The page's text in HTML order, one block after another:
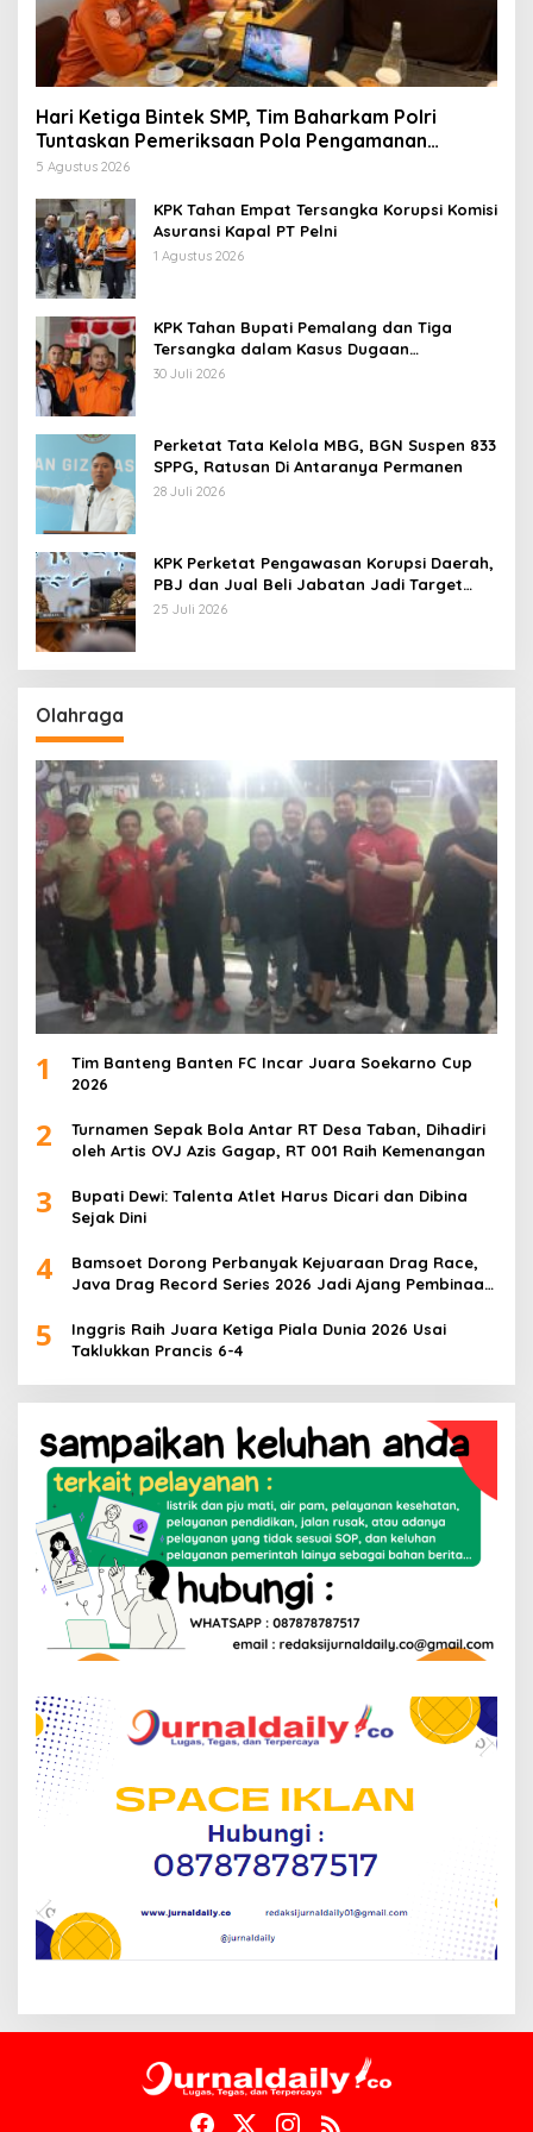
Hari Ketiga Bintek SMP, Tim Baharkam Polri
Tuntaskan Pemeriksaan Pola Pengamanan
Pertamina Patra Niaga Jabar
5 Agustus 2026
KPK Tahan Empat Tersangka Korupsi Komisi
Asuransi Kapal PT Pelni
1 Agustus 2026
KPK Tahan Bupati Pemalang dan Tiga
Tersangka dalam Kasus Dugaan
Pemerasan
30 Juli 2026
Perketat Tata Kelola MBG, BGN Suspen 833
SPPG, Ratusan Di Antaranya Permanen
28 Juli 2026
KPK Perketat Pengawasan Korupsi Daerah,
PBJ dan Jual Beli Jabatan Jadi Target
Utama
25 Juli 2026
Olahraga
1
Tim Banteng Banten FC Incar Juara Soekarno Cup
2026
2
Turnamen Sepak Bola Antar RT Desa Taban, Dihadiri
oleh Artis OVJ Azis Gagap, RT 001 Raih Kemenangan
3
Bupati Dewi: Talenta Atlet Harus Dicari dan Dibina
Sejak Dini
4
Bamsoet Dorong Perbanyak Kejuaraan Drag Race,
Java Drag Record Series 2026 Jadi Ajang Pembinaan
5
Inggris Raih Juara Ketiga Piala Dunia 2026 Usai
Taklukkan Prancis 6-4